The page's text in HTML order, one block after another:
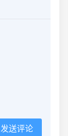
发送评论